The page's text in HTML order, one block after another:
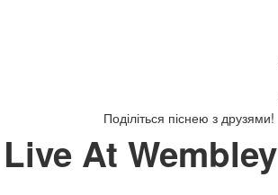
Поділіться піснею з друзями!
At